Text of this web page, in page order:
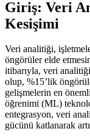
Giriş: Veri
Kesişimi
Veri analitiği,
öngörüler elde
itibarıyla, veri
olup, %15’lik
gelişmelerin en
öğrenimi (ML)
entegrasyon, veri
gücünü katlanarak